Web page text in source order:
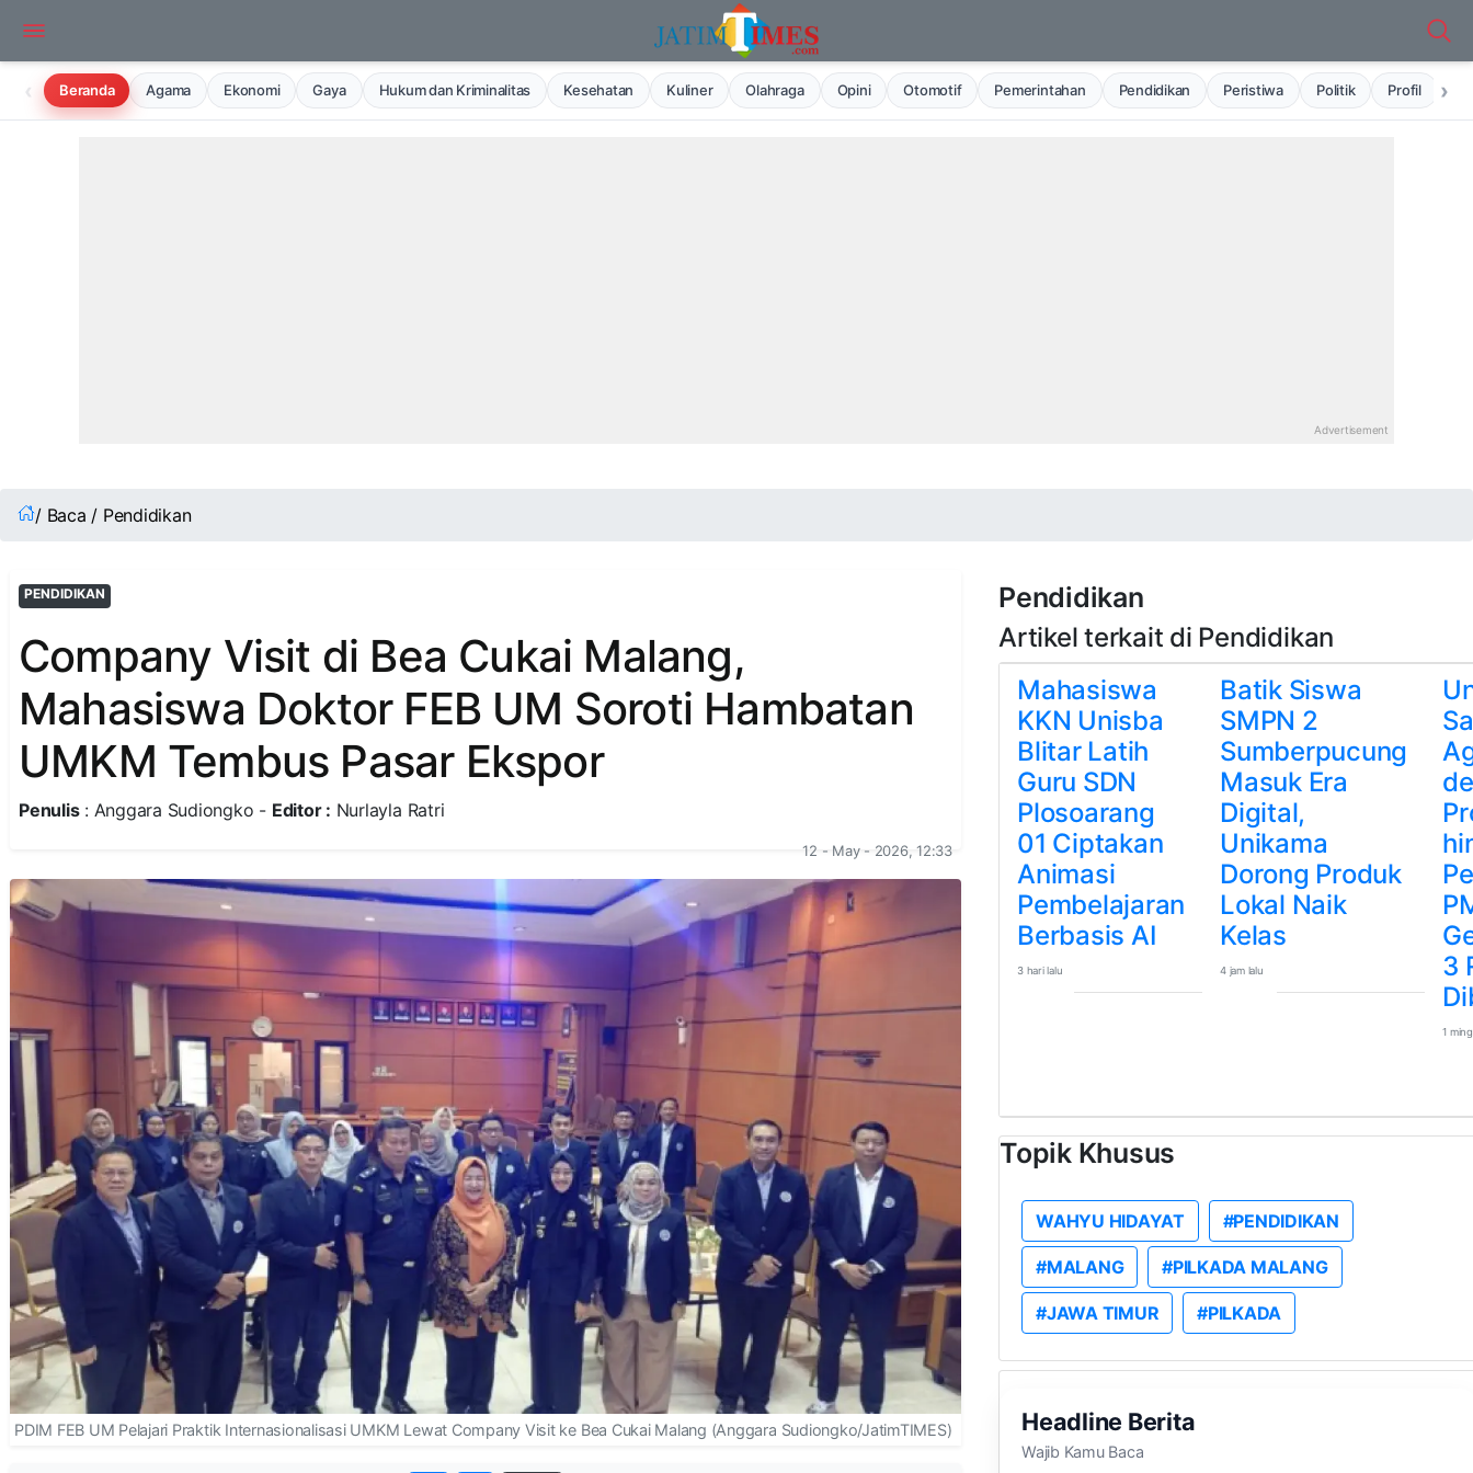
‹ Beranda Agama Ekonomi Gaya Hukum dan Kriminalitas Kesehatan Kuliner Olahraga Opini Otomotif Pemerintahan Pendidikan Peristiwa Politik Profil ›
/ Baca / Pendidikan
PENDIDIKAN
Company Visit di Bea Cukai Malang,
Mahasiswa Doktor FEB UM Soroti Hambatan
UMKM Tembus Pasar Ekspor
Penulis: Anggara Sudiongko - Editor : Nurlayla Ratri
12 - May - 2026, 12:33
PDIM FEB UM Pelajari Praktik Internasionalisasi UMKM Lewat Company Visit ke Bea Cukai Malang (Anggara Sudiongko/JatimTIMES)
Pendidikan
Artikel terkait di Pendidikan
Mahasiswa
KKN Unisba
Blitar Latih
Guru SDN
Plosoarang
01 Ciptakan
Animasi
Pembelajaran
Berbasis AI
3 hari lalu
Batik Siswa
SMPN 2
Sumberpucung
Masuk Era
Digital,
Unikama
Dorong Produk
Lokal Naik
Kelas
4 jam lalu
3
1
Topik Khusus
WAHYU HIDAYAT #PENDIDIKAN
#MALANG #PILKADA MALANG
#JAWA TIMUR #PILKADA
Headline Berita
Wajib Kamu Baca